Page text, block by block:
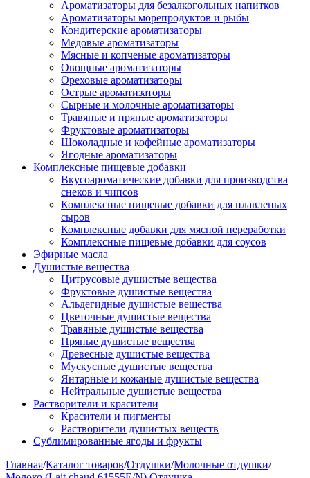
Ароматизаторы для безалкогольных напитков
Ароматизаторы морепродуктов и рыбы
Кондитерские ароматизаторы
Медовые ароматизаторы
Мясные и копченые ароматизаторы
Овощные ароматизаторы
Ореховые ароматизаторы
Острые ароматизаторы
Сырные и молочные ароматизаторы
Травяные и пряные ароматизаторы
Фруктовые ароматизаторы
Шоколадные и кофейные ароматизаторы
Ягодные ароматизаторы
Комплексные пищевые добавки
Вкусоароматические добавки для производства
снеков и чипсов
Комплексные пищевые добавки для плавленых
сыров
Комплексные добавки для мясной переработки
Комплексные пищевые добавки для соусов
Эфирные масла
Душистые вещества
Цитрусовые душистые вещества
Фруктовые душистые вещества
Альдегидные душистые вещества
Цветочные душистые вещества
Травяные душистые вещества
Пряные душистые вещества
Древесные душистые вещества
Мускусные душистые вещества
Янтарные и кожаные душистые вещества
Нейтральные душистые вещества
Растворители и красители
Красители и пигменты
Растворители душистых веществ
Сублимированные ягоды и фрукты
Главная/Каталог товаров/Отдушки/Молочные отдушки/